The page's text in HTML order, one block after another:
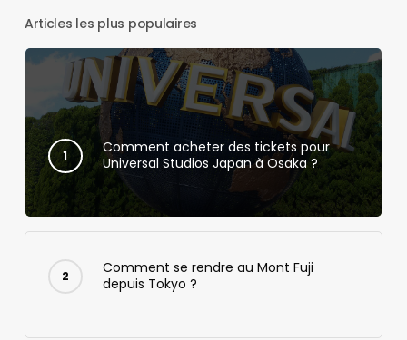
Articles les plus populaires
Comment acheter des tickets pour
Universal Studios Japan à Osaka ?
Comment se rendre au Mont Fuji
depuis Tokyo ?